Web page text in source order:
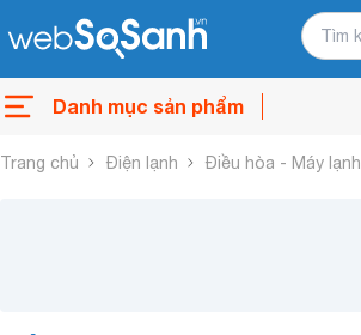
Danh mục sản phẩm
Trang chủ Điện lạnh Điều hòa - Máy lạnh